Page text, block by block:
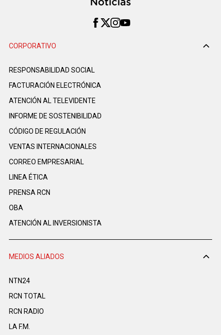
CORPORATIVO
RESPONSABILIDAD SOCIAL
FACTURACIÓN ELECTRÓNICA
ATENCIÓN AL TELEVIDENTE
INFORME DE SOSTENIBILIDAD
CÓDIGO DE REGULACIÓN
VENTAS INTERNACIONALES
CORREO EMPRESARIAL
LINEA ÉTICA
PRENSA RCN
OBA
ATENCIÓN AL INVERSIONISTA
MEDIOS ALIADOS
NTN24
RCN TOTAL
RCN RADIO
LA F.M.